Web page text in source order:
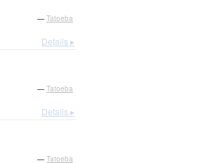
— Tatoeba
Details ▸
— Tatoeba
Details ▸
— Tatoeba